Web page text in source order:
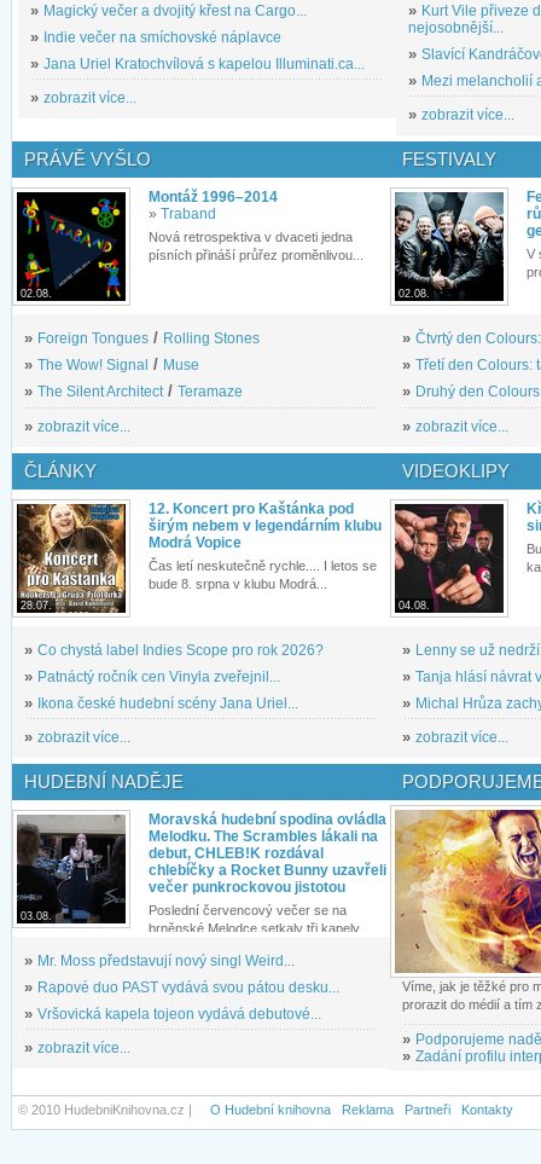
» Magický večer a dvojitý křest na Cargo...
» Indie večer na smíchovské náplavce
» Jana Uriel Kratochvílová s kapelou Illuminati.ca...
» zobrazit více...
» Kurt Vile přiveze
nejosobnější...
» Slavící
» Mezi melancholií
» zobrazit více...
PRÁVĚ VYŠLO
02.08.
Montáž 1996–2014
» Traband
Nová retrospektiva v dvaceti jedna
písních přináší průřez proměnlivou...
» Foreign Tongues / Rolling Stones
» The Wow! Signal / Muse
» The Silent Architect/ Teramaze
» zobrazit více...
FESTIVALY
02.08.
V
» Čtvrtý den
» Třetí den Colours:
» Druhý den
» zobrazit více...
ČLÁNKY
28.07.
12. Koncert pro Kaštánka pod
širým nebem v legendárním klubu
Modrá Vopice
Čas letí neskutečně rychle.... I letos se
bude 8. srpna v klubu Modrá...
» Co chystá label Indies Scope pro rok 2026?
» Patnáctý ročník cen Vinyla zveřejnil...
» Ikona české hudební scény Jana Uriel...
» zobrazit více...
VIDEOKLIPY
04.08.
» Lenny se už
» Tanja hlásí návrat
» Michal Hrůza
» zobrazit více...
HUDEBNÍ NADĚJE
03.08.
Moravská hudební spodina ovládla
Melodku. The Scrambles lákali na
debut, CHLEB!K rozdával
chlebíčky a Rocket Bunny uzavřeli
večer punkrockovou jistotou
Poslední červencový večer se na
brněnské Melodce setkaly tři kapely...
» Mr. Moss představují nový singl Weird...
» Rapové duo PAST vydává svou pátou desku...
» Vršovická kapela tojeon vydává debutové...
» zobrazit více...
Víme, jak je těžké pro
prorazit do médií a tím
» Podporujeme
» Zadání profilu
© 2010 HudebniKnihovna.cz | O Hudební knihovna Reklama Partneři Kontakty